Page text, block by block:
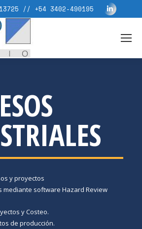
// +54 3402-490195
y proyectos
mediante software Hazard Review
y Costeo.
de producción.